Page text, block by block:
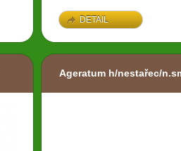
DETAIL
Ageratum h/nestařec/